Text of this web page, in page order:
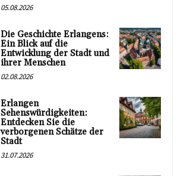
05.08.2026
Die Geschichte Erlangens:
Ein Blick auf die
Entwicklung der Stadt und
ihrer Menschen
02.08.2026
Erlangen
Sehenswürdigkeiten:
Entdecken Sie die
verborgenen Schätze der
Stadt
31.07.2026